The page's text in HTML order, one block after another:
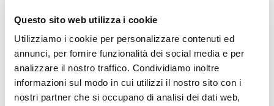
Questo sito web utilizza i cookie
Utilizziamo i cookie per personalizzare contenuti ed
annunci, per fornire funzionalità dei social media e per
analizzare il nostro traffico. Condividiamo inoltre
informazioni sul modo in cui utilizzi il nostro sito con i
nostri partner che si occupano di analisi dei dati web,
sconfitte
• Trenta reti fatte e ventinove subite in prime 24
giornate
• Prova solida e di personalità dei grifoncini di Sbravati
• Poche le opportunità da rete per i due schieramenti